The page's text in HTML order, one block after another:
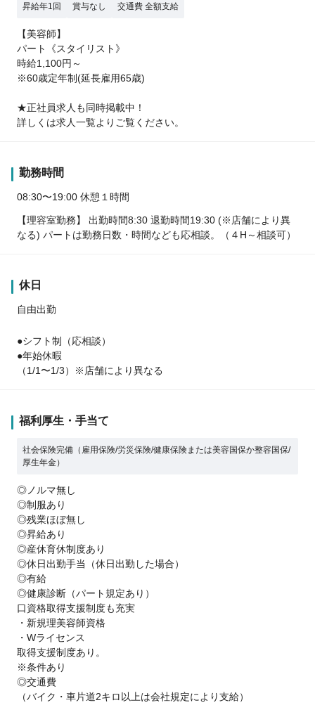
昇給年1回 賞与なし 交通費 全額支給
【美容師】
パート《スタイリスト》
時給1,100円～
※60歳定年制(延長雇用65歳)
★正社員求人も同時掲載中！
詳しくは求人一覧よりご覧ください。
勤務時間
08:30〜19:00 休憩１時間
【理容室勤務】 出勤時間8:30 退勤時間19:30 (※店舗により異
なる) パートは勤務日数・時間なども応相談。（４H～相談可）
休日
自由出勤
●シフト制（応相談）
●年始休暇
（1/1〜1/3）※店舗により異なる
福利厚生・手当て
社会保険完備（雇用保険/労災保険/健康保険または美容国保か整容国保/
厚生年金）
◎ノルマ無し
◎制服あり
◎残業ほぼ無し
◎昇給あり
◎産休育休制度あり
◎休日出勤手当（休日出勤した場合）
◎有給
◎健康診断（パート規定あり）
口資格取得支援制度も充実
・新規理美容師資格
・Wライセンス
取得支援制度あり。
※条件あり
◎交通費
（バイク・車片道2キロ以上は会社規定により支給）